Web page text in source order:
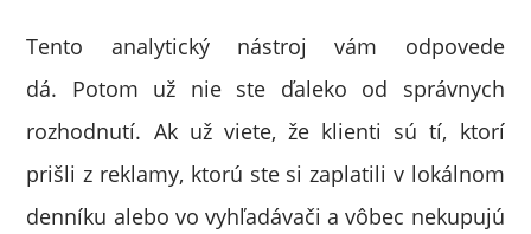
Tento analytický nástroj vám odpovede
dá. Potom už nie ste ďaleko od správnych
rozhodnutí. Ak už viete, že klienti sú tí, ktorí
prišli z reklamy, ktorú ste si zaplatili v lokálnom
denníku alebo vo vyhľadávači a vôbec nekupujú